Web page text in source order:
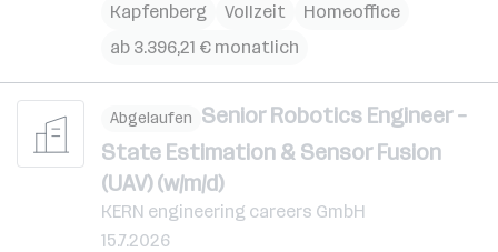
Kapfenberg
Vollzeit
Homeoffice
ab 3.396,21 € monatlich
Abgelaufen Senior Robotics Engineer –
State Estimation & Sensor Fusion
(UAV) (w/m/d)
KERN engineering careers GmbH
15.7.2026